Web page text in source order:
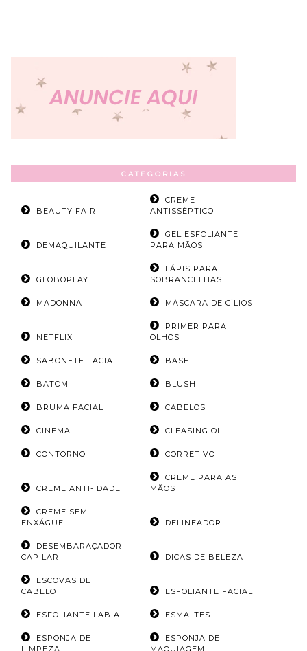
CATEGORIAS
BEAUTY FAIR
CREME
ANTISSÉPTICO
DEMAQUILANTE
GEL ESFOLIANTE
PARA MÃOS
GLOBOPLAY
LÁPIS PARA
SOBRANCELHAS
MADONNA MÁSCARA DE CÍLIOS
NETFLIX
PRIMER PARA
OLHOS
SABONETE FACIAL BASE
BATOM BLUSH
BRUMA FACIAL CABELOS
CINEMA CLEASING OIL
CONTORNO CORRETIVO
CREME ANTI-IDADE
CREME PARA AS
MÃOS
CREME SEM
ENXÁGUE
DELINEADOR
DESEMBARAÇADOR
CAPILAR
DICAS DE BELEZA
ESCOVAS DE
CABELO
ESFOLIANTE FACIAL
ESFOLIANTE LABIAL ESMALTES
ESPONJA DE
ESPONJA DE